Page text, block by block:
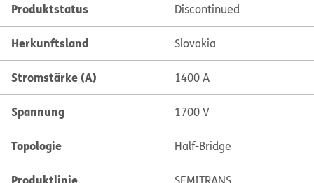
Produktstatus Discontinued
Herkunftsland Slovakia
Stromstärke (A) 1400 A
Spannung 1700 V
Topologie Half-Bridge